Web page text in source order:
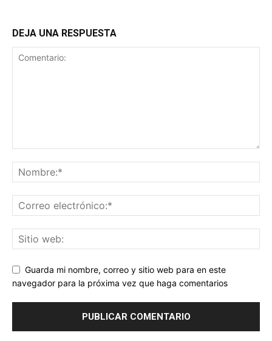
DEJA UNA RESPUESTA
Guarda mi nombre, correo y sitio web para en este
navegador para la próxima vez que haga comentarios